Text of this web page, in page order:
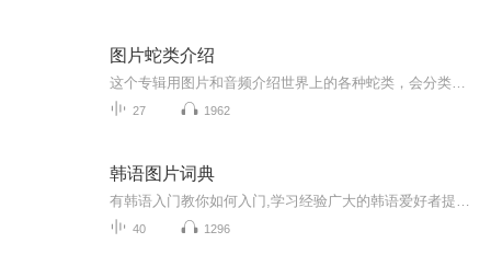
图片蛇类介绍
27 1962
韩语图片词典
40 1296